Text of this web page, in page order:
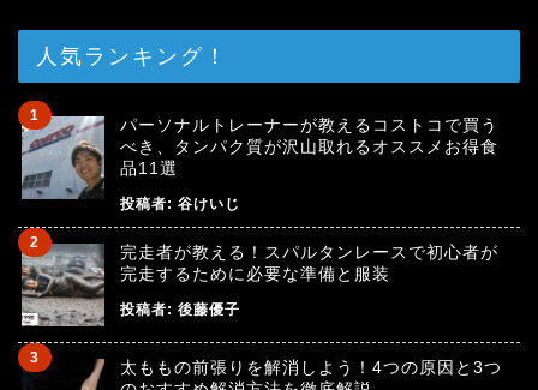
人気ランキング！
パーソナルトレーナーが教えるコストコで買う
べき、タンパク質が沢山取れるオススメお得食
品11選
投稿者: 谷けいじ
完走者が教える！スパルタンレースで初心者が
完走するために必要な準備と服装
投稿者: 後藤優子
太ももの前張りを解消しよう！4つの原因と3つ